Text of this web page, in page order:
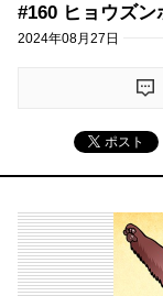
#160 ヒョウズン
2024年08月27日
ポスト